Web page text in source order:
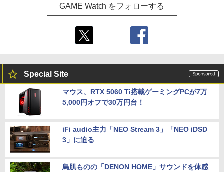
GAME Watch をフォローする
Special Site
マウス、RTX 5060 Ti搭載ゲーミングPCが7万
5,000円オフで30万円台！
iFi audio主力「NEO Stream 3」「NEO iDSD
3」に迫る
鳥肌ものの「DENON HOME」サウンドを体感